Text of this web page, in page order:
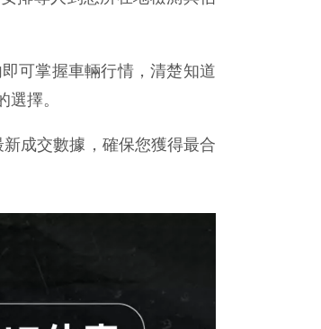
可掌握車輛行情，清楚知道
擇。
成交數據，確保您獲得最合